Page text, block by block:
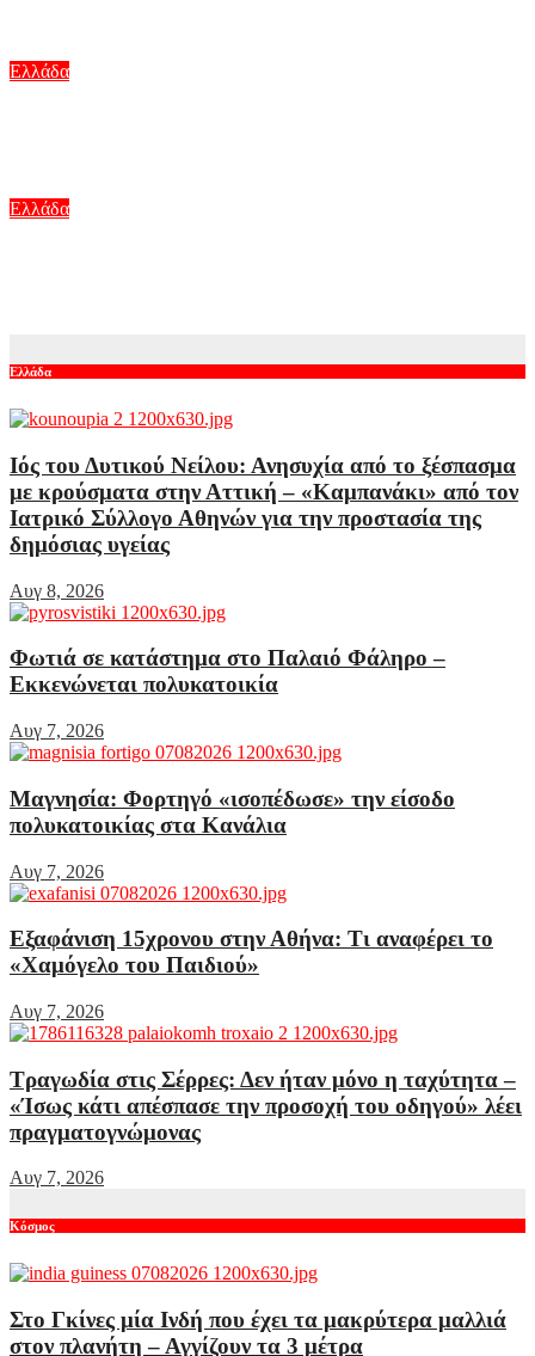
Ελλάδα
Ελλάδα
Ελλάδα
Ιός του Δυτικού Νείλου: Ανησυχία από το ξέσπασμα
με κρούσματα στην Αττική – «Καμπανάκι» από τον
Ιατρικό Σύλλογο Αθηνών για την προστασία της
δημόσιας υγείας
Αυγ 8, 2026
Φωτιά σε κατάστημα στο Παλαιό Φάληρο –
Εκκενώνεται πολυκατοικία
Αυγ 7, 2026
Μαγνησία: Φορτηγό «ισοπέδωσε» την είσοδο
πολυκατοικίας στα Κανάλια
Αυγ 7, 2026
Εξαφάνιση 15χρονου στην Αθήνα: Τι αναφέρει το
«Χαμόγελο του Παιδιού»
Αυγ 7, 2026
Τραγωδία στις Σέρρες: Δεν ήταν μόνο η ταχύτητα –
«Ίσως κάτι απέσπασε την προσοχή του οδηγού» λέει
πραγματογνώμονας
Αυγ 7, 2026
Κόσμος
Στο Γκίνες μία Ινδή που έχει τα μακρύτερα μαλλιά
στον πλανήτη – Αγγίζουν τα 3 μέτρα